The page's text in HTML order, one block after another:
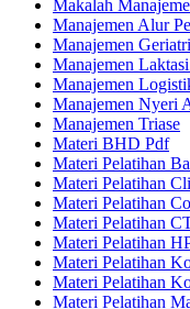
Makalah
Manajemen Alur
Manajemen Geriatri
Manajemen
Manajemen
Manajemen Nyeri
Manajemen Triase
Materi BHD Pdf
Materi Pelatihan
Materi Pelatihan
Materi Pelatihan
Materi Pelatihan
Materi Pelatihan
Materi Pelatihan
Materi Pelatihan
Materi Pelatihan